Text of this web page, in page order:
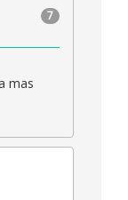
7
mas